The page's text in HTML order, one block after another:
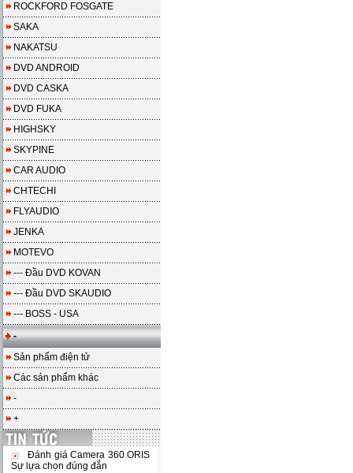
ROCKFORD FOSGATE
SAKA
NAKATSU
DVD ANDROID
DVD CASKA
DVD FUKA
HIGHSKY
SKYPINE
CAR AUDIO
CHTECHI
FLYAUDIO
JENKA
MOTEVO
--- Đầu DVD KOVAN
--- Đầu DVD SKAUDIO
--- BOSS - USA
-
Sản phẩm điện tử
Các sản phẩm khác
-
+
Đánh giá Camera 360 ORIS
Sự lựa chọn đúng đắn